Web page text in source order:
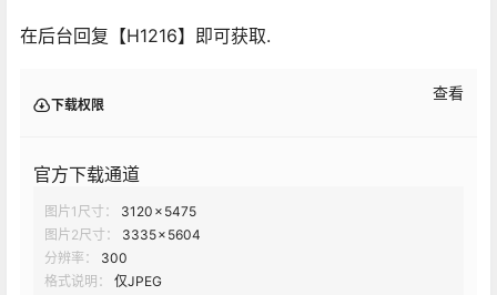
在后台回复【H1216】即可获取.​
下载权限
查看
官方下载通道
图片1尺寸：
3120 × 5475
图片2尺寸：
3335 × 5604
分辨率：
300
格式说明：
仅JPEG